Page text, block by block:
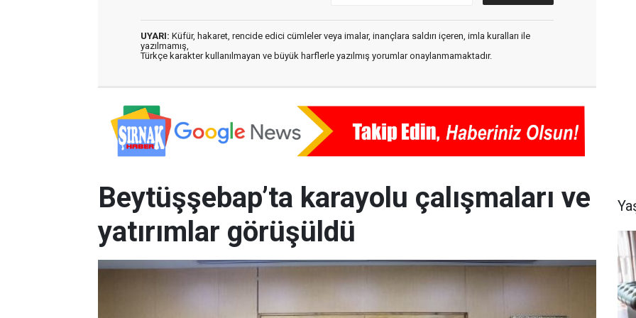
UYARI: Küfür, hakaret, rencide edici cümleler veya imalar, inançlara saldırı içeren, imla kuralları ile
yazılmamış,
Türkçe karakter kullanılmayan ve büyük harflerle yazılmış yorumlar onaylanmamaktadır.
Beytüşşebap’ta karayolu çalışmaları ve
yatırımlar görüşüldü